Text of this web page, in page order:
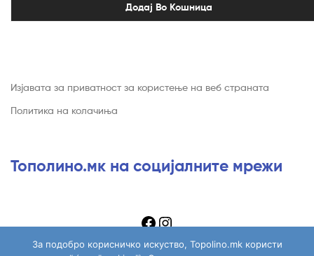
Додај Во Кошница
Изјавата за приватност за користење на веб страната
Политика на колачиња
Тополино.мк на социјалните мрежи
За подобро корисничко искуство, Topolino.mk користи